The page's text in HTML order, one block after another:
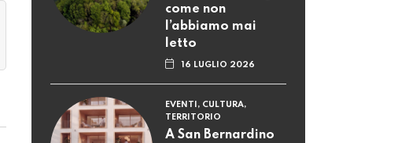
come non
l’abbiamo mai
letto
16 LUGLIO 2026
EVENTI, CULTURA,
TERRITORIO
A San Bernardino